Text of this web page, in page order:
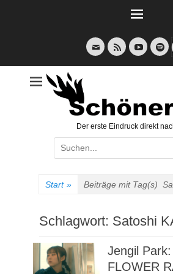
E-
Mail
Feed YouTube
Der erste Eindruck direkt
Suche
nach:
Start » Beiträge mit Tag(s)
Schlagwort: Satoshi
Jengil
FLOWER